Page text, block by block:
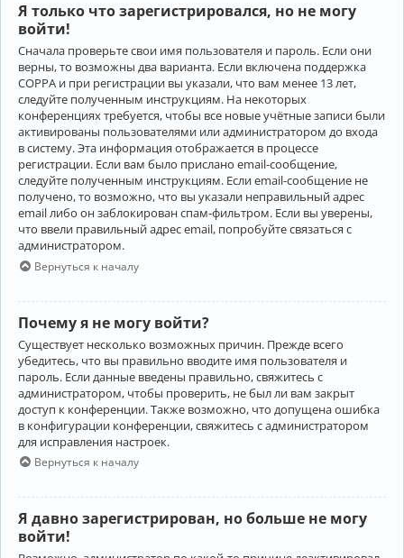
Я только что зарегистрировался, но не могу
войти!
Сначала проверьте свои имя пользователя и пароль. Если они
верны, то возможны два варианта. Если включена поддержка
COPPA и при регистрации вы указали, что вам менее 13 лет,
следуйте полученным инструкциям. На некоторых
конференциях требуется, чтобы все новые учётные записи были
активированы пользователями или администратором до входа
в систему. Эта информация отображается в процессе
регистрации. Если вам было прислано email-сообщение,
следуйте полученным инструкциям. Если email-сообщение не
получено, то возможно, что вы указали неправильный адрес
email либо он заблокирован спам-фильтром. Если вы уверены,
что ввели правильный адрес email, попробуйте связаться с
администратором.
Вернуться к началу
Почему я не могу войти?
Существует несколько возможных причин. Прежде всего
убедитесь, что вы правильно вводите имя пользователя и
пароль. Если данные введены правильно, свяжитесь с
администратором, чтобы проверить, не был ли вам закрыт
доступ к конференции. Также возможно, что допущена ошибка
в конфигурации конференции, свяжитесь с администратором
для исправления настроек.
Вернуться к началу
Я давно зарегистрирован, но больше не могу
войти!